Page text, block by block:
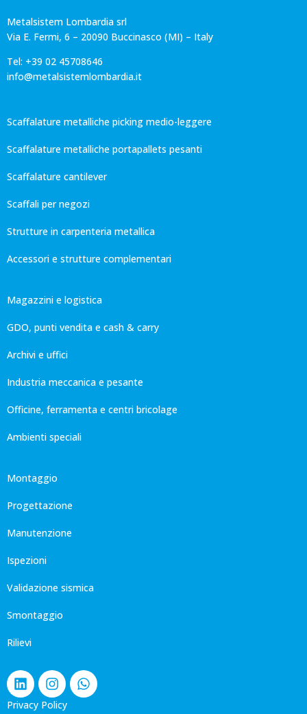
Metalsistem Lombardia srl
Via E. Fermi, 6 – 20090 Buccinasco (MI) – Italy
Tel: +39 02 45708646
info@metalsistemlombardia.it
Scaffalature metalliche picking medio-leggere
Scaffalature metalliche portapallets pesanti
Scaffalature cantilever
Scaffali per negozi
Strutture in carpenteria metallica
Accessori e strutture complementari
Magazzini e logistica
GDO, punti vendita e cash & carry
Archivi e uffici
Industria meccanica e pesante
Officine, ferramenta e centri bricolage
Ambienti speciali
Montaggio
Progettazione
Manutenzione
Ispezioni
Validazione sismica
Smontaggio
Rilievi
Privacy Policy